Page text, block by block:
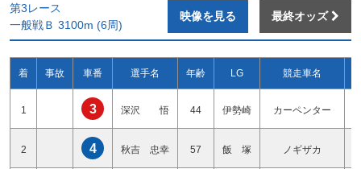
第3レース
一般戦Ｂ 3100m (6周)
映像を見る 最終オッズ
着 事故 車番 選手名 年齢 LG 競走車名
1 3 深沢 悟 44 伊勢崎 カーペンター
2 4 秋吉 忠幸 57 飯 塚 ノギザカ